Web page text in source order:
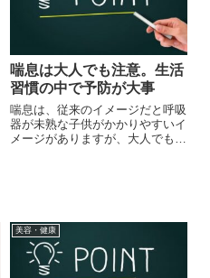
喘息は大人でも注意。生活
習慣の中で予防が大事
喘息は、従来のイメージだと呼吸
器が未熟な子供がかかりやすいイ
メージがありますが、大人でもい
き...
美容・健康